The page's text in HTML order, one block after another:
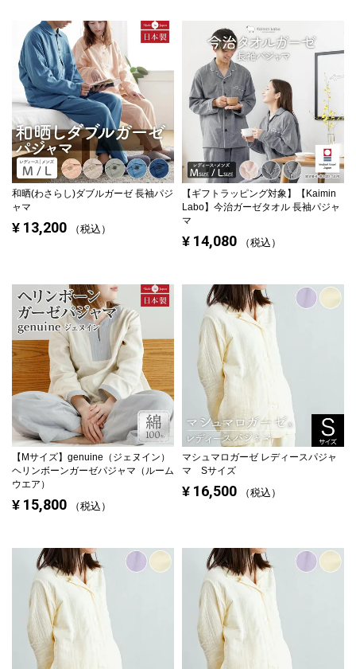
和晒(わさらし)ダブルガーゼ 長袖パジ
ャマ
¥ 13,200 税込
【ギフトラッピング対象】
【Kaimin
Labo】今治ガーゼタオル 長袖パジャ
マ
¥ 14,080 税込
【Mサイズ】 genuine（ジェヌイン）
ヘリンボーンガーゼパジャマ（ルーム
ウエア）
¥ 15,800 税込
マシュマロガーゼ レディースパジャ
マ Sサイズ
¥ 16,500 税込